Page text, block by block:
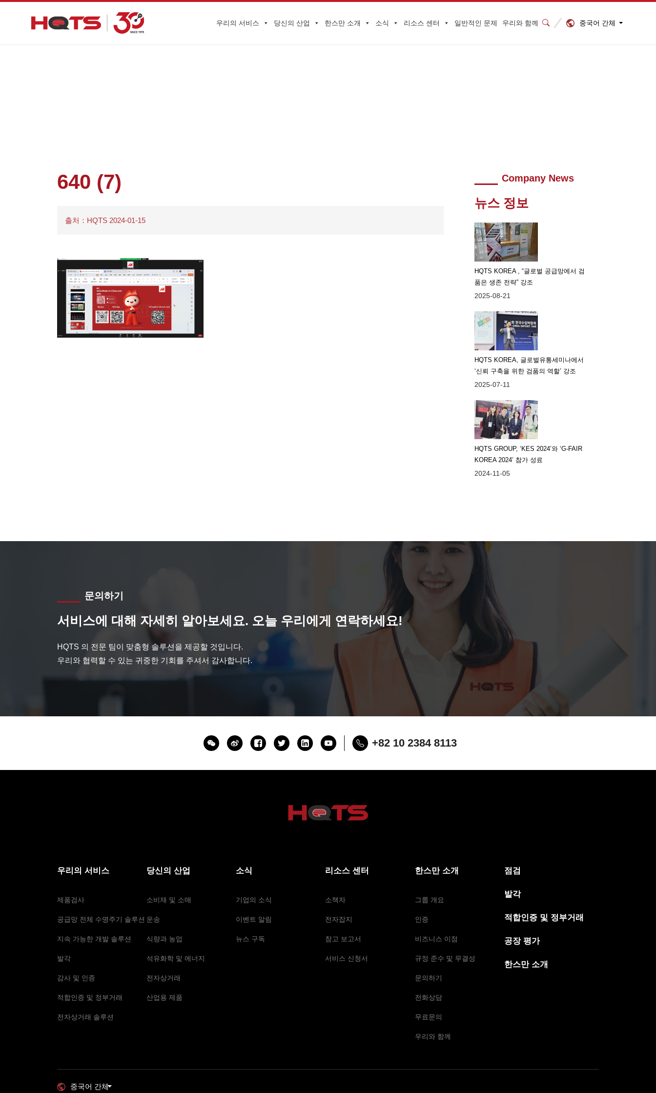
우리의 서비스 당신의 산업 한스만 소개 소식 리소스 센터 일반적인 문제 우리와 함께 중국어 간체
640 (7)
출처：HQTS 2024-01-15
Company News
뉴스 정보
HQTS KOREA , “글로벌 공급망에서 검
품은 생존 전략” 강조
2025-08-21
HQTS KOREA, 글로벌유통세미나에서
‘신뢰 구축을 위한 검품의 역할’ 강조
2025-07-11
HQTS GROUP, ‘KES 2024’와 ‘G-FAIR
KOREA 2024’ 참가 성료
2024-11-05
문의하기
서비스에 대해 자세히 알아보세요. 오늘 우리에게 연락하세요!
HQTS 의 전문 팀이 맞춤형 솔루션을 제공할 것입니다.
우리와 협력할 수 있는 귀중한 기회를 주셔서 감사합니다.
+82 10 2384 8113
우리의 서비스
제품검사
공급망 전체 수명주기 솔루션
지속 가능한 개발 솔루션
발각
감사 및 인증
적합인증 및 정부거래
전자상거래 솔루션
당신의 산업
소비재 및 소매
운송
식량과 농업
석유화학 및 에너지
전자상거래
산업용 제품
소식
기업의 소식
이벤트 알림
뉴스 구독
리소스 센터
소책자
전자잡지
참고 보고서
서비스 신청서
한스만 소개
그룹 개요
인증
비즈니스 이점
규정 준수 및 무결성
문의하기
전화상담
무료문의
우리와 함께
점검
발각
적합인증 및 정부거래
공장 평가
한스만 소개
중국어 간체